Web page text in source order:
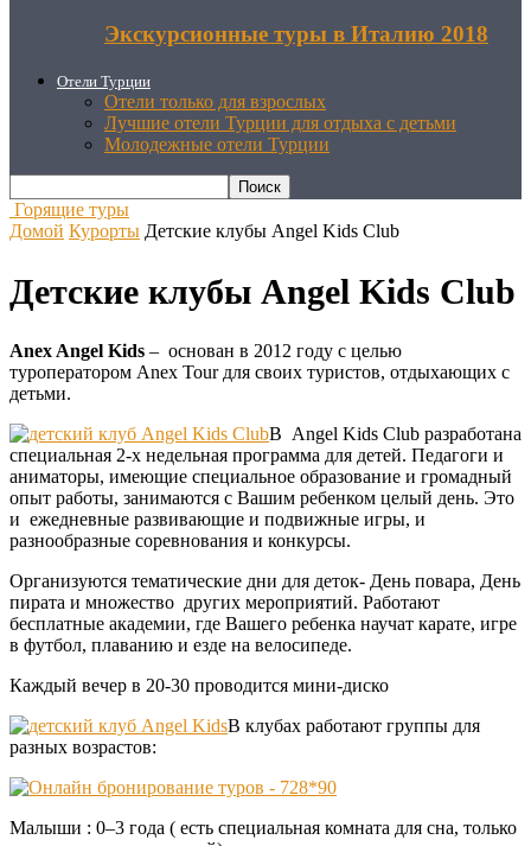
Экскурсионные туры в Италию 2018
Отели Турции
Отели только для взрослых
Лучшие отели Турции для отдыха с детьми
Молодежные отели Турции
Горящие туры
Домой Курорты Детские клубы Angel Kids Club
Детские клубы Angel Kids Club
Anex Angel Kids – основан в 2012 году с целью
туроператором Anex Tour для своих туристов, отдыхающих с
детьми.
В Angel Kids Club разработана
специальная 2-х недельная программа для детей. Педагоги и
аниматоры, имеющие специальное образование и громадный
опыт работы, занимаются с Вашим ребенком целый день. Это
и ежедневные развивающие и подвижные игры, и
разнообразные соревнования и конкурсы.
Организуются тематические дни для деток- День повара, День
пирата и множество других мероприятий. Работают
бесплатные академии, где Вашего ребенка научат карате, игре
в футбол, плаванию и езде на велосипеде.
Каждый вечер в 20-30 проводится мини-диско
В клубах работают группы для
разных возрастов:
Малыши : 0–3 года ( есть специальная комната для сна, только